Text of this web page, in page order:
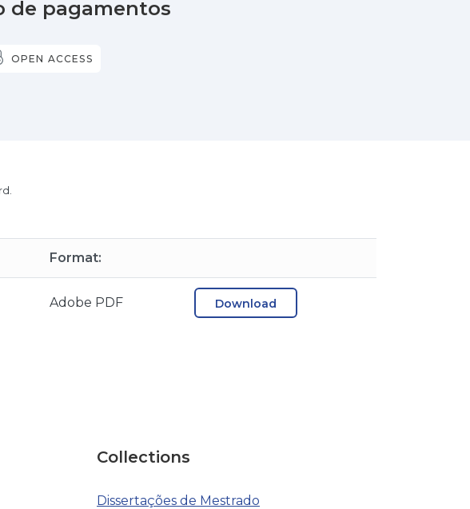
de pagamentos
OPEN ACCESS
Format:
Adobe PDF Download
Collections
Dissertações de Mestrado